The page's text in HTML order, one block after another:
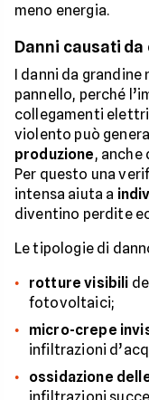
meno energia.
Danni causati
I danni da grandine
pannello, perché
collegamenti
violento può
produzione, anche
Per questo una
intensa aiuta a
diventino perdite
Le tipologie di
rotture visibili
fotovoltaici;
micro-crepe
infiltrazioni
ossidazione